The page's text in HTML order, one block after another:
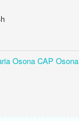
Osona CAP Osona